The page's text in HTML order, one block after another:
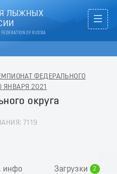
ЛЫЖНЫХ
FEDERATION OF RUSSIA
ФЕДЕРАЛЬНОГО
ЯНВАРЯ 2021
округа
7119
инфо Загрузки
2